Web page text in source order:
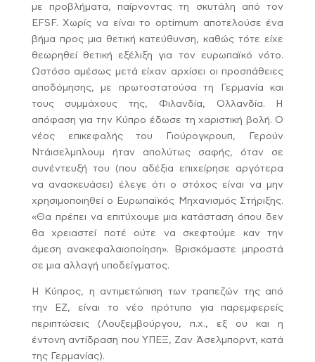
με προβλήματα, παίρνοντας τη σκυτάλη από τον
EFSF. Χωρίς να είναι το optimum αποτελούσε ένα
βήμα προς μια θετική κατεύθυνση, καθώς τότε είχε
θεωρηθεί θετική εξέλιξη για τον ευρωπαϊκό νότο.
Ωστόσο αμέσως μετά είχαν αρχίσει οι προσπάθειες
αποδόμησης, με πρωτοστατούσα τη Γερμανία και
τους συμμάχους της, Φιλανδία, Ολλανδία. Η
απόφαση για την Κύπρο έδωσε τη χαριστική βολή. Ο
νέος επικεφαλής του Γιούρογκρουπ, Γερούν
Ντάισελμπλουμ ήταν απολύτως σαφής, όταν σε
συνέντευξή του (που αδέξια επιχείρησε αργότερα
να ανασκευάσει) έλεγε ότι ο στόχος είναι να μην
χρησιμοποιηθεί ο Ευρωπαϊκός Μηχανισμός Στήριξης.
«Θα πρέπει να επιτύχουμε μια κατάσταση όπου δεν
θα χρειαστεί ποτέ ούτε να σκεφτούμε καν την
άμεση ανακεφαλαιοποίηση». Βρισκόμαστε μπροστά
σε μια αλλαγή υποδείγματος.
Η Κύπρος, η αντιμετώπιση των τραπεζών της από
την ΕΖ, είναι το νέο πρότυπο για παρεμφερείς
περιπτώσεις (Λουξεμβούργου, π.χ., εξ ου και η
έντονη αντίδραση που ΥΠΕΞ, Ζαν Άσελμπορντ, κατά
της Γερμανίας).